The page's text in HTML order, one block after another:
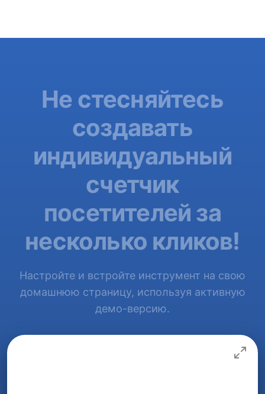
Не стесняйтесь
создавать
индивидуальный
счетчик
посетителей за
несколько кликов!
Настройте и встройте инструмент на свою
домашнюю страницу, используя активную
демо-версию.